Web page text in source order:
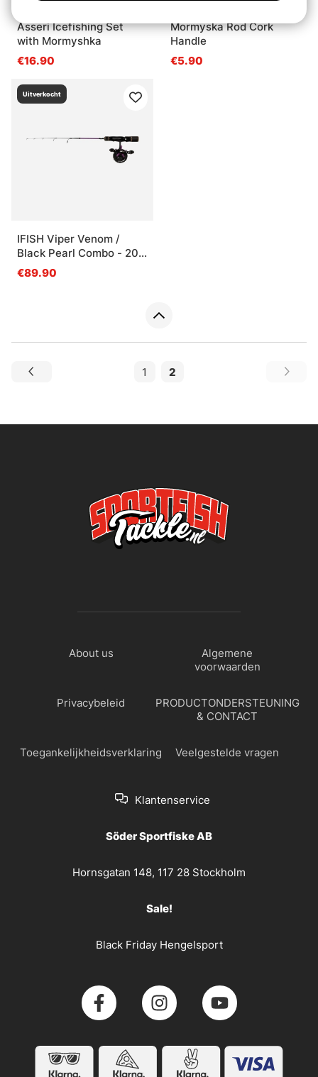
Asseri Icefishing Set
with Mormyshka
€16.90
Mormyska Rod Cork
Handle
€5.90
Uitverkocht
IFISH Viper Venom /
Black Pearl Combo - 20
Medium
€89.90
1 2
About us
Algemene
voorwaarden
Privacybeleid
PRODUCTONDERSTEUNING
& CONTACT
Toegankelijkheidsverklaring Veelgestelde vragen
Klantenservice
Söder Sportfiske AB
Hornsgatan 148, 117 28 Stockholm
Sale!
Black Friday Hengelsport